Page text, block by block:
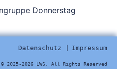
Donnerstag
Datenschutz Impressum
© 2025-2026 LWS. All Rights Reserved